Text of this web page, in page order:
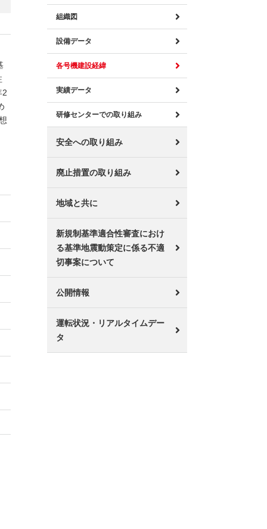
2
組織図
設備データ
各号機建設経緯
実績データ
研修センターでの取り組み
安全への取り組み
廃止措置の取り組み
地域と共に
新規制基準適合性審査におけ
る基準地震動策定に係る不適
切事案について
公開情報
運転状況・リアルタイムデー
タ